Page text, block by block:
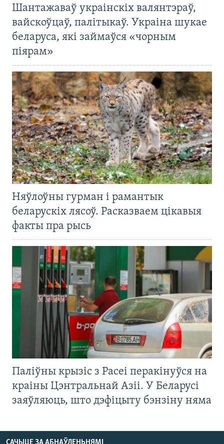
Шантажаваў украінскіх валянтэраў,
вайскоўцаў, палітыкаў. Украіна шукае
беларуса, які займаўся «чорным
піярам»
Няўлоўны гурман і рамантык
беларускіх лясоў. Расказваем цікавыя
факты пра рысь
Паліўны крызіс з Расеі перакінуўся на
краіны Цэнтральнай Азіі. У Беларусі
заяўляюць, што дэфіцыту бэнзіну няма